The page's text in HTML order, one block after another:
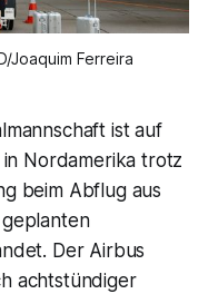
Joaquim Ferreira
ist auf
Nordamerika trotz
beim Abflug aus
Der Airbus
achtstündiger